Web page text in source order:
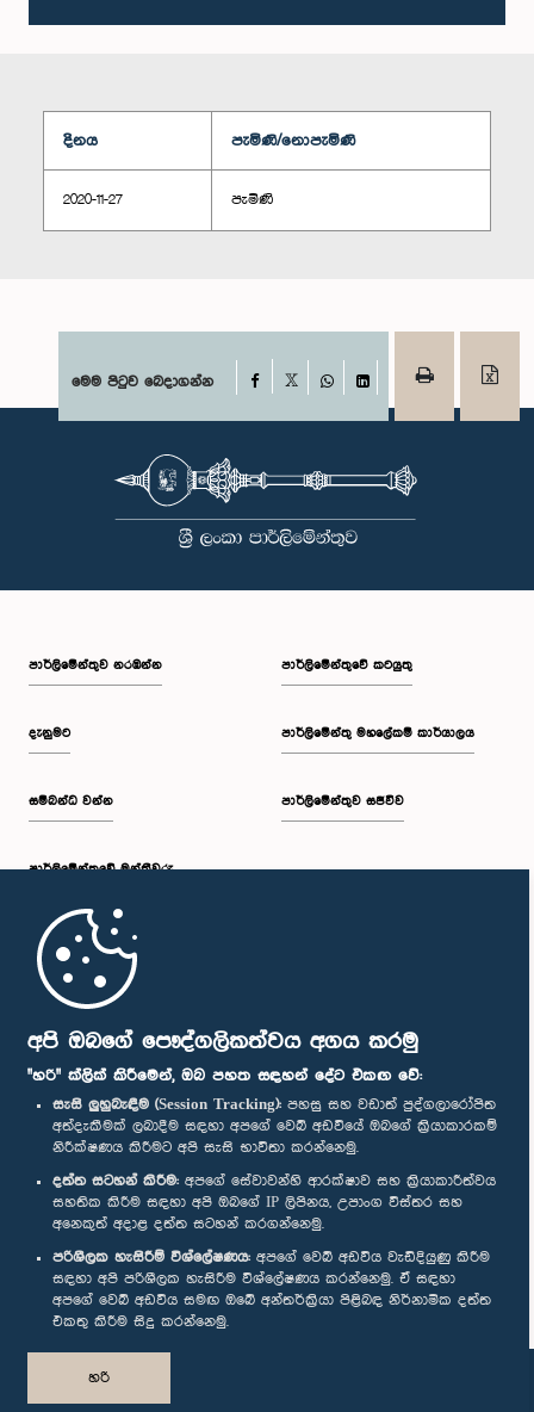
අපි ඔබගේ පෞද්ගලිකත්වය අගය කරමු
"හරි" ක්ලික් කිරීමෙන්, ඔබ පහත සඳහන් දේට එකඟ වේ:
සැසි ලුහුබැඳීම (Session Tracking): පහසු සහ වඩාත් පුද්ගලාරෝපිත
අත්දැකීමක් ලබාදීම සඳහා අපගේ වෙබ් අඩවියේ ඔබගේ ක්‍රියාකාරකම්
නිරීක්ෂණය කිරීමට අපි සැසි භාවිතා කරන්නෙමු.
දත්ත සටහන් කිරීම: අපගේ සේවාවන්හි ආරක්ෂාව සහ ක්‍රියාකාරීත්වය
සහතික කිරීම සඳහා අපි ඔබගේ IP ලිපිනය, උපාංග විස්තර සහ
අනෙකුත් අදාළ දත්ත සටහන් කරගන්නෙමු.
පරිශීලක හැසිරීම් විශ්ලේෂණය: අපගේ වෙබ් අඩවිය වැඩිදියුණු කිරීම
සඳහා අපි පරිශීලක හැසිරීම විශ්ලේෂණය කරන්නෙමු. ඒ සඳහා
අපගේ වෙබ් අඩවිය සමඟ ඔබේ අන්තර්ක්‍රියා පිළිබඳ නිර්නාමික දත්ත
එකතු කිරීම සිදු කරන්නෙමු.
හරි
දිනය පැමිණි/නොපැමිණි
2020-11-27 පැමිණි
මෙම පිටුව බෙදාගන්න Facebook
WhatsAppLinkedIn
පාර්ලි‌මේන්තුව නරඹන්න
දැනුමට
සම්බන්ධ වන්න
පාර්ලි‌මේන්තුවේ මන්ත්‍රීවරු
මුල් පිටුව
පාර්ලිමේන්තුවේ කටයුතු
පාර්ලිමේන්තු මහලේකම් කාර්යාලය
පාර්ලිමේන්තුව සජීවීව
පාර්ලිමේන්තු ජංගම යෙදුම
අප හා සම්බන්ධ වී සිටින්න :
සම්මාන
පෞද්ගලිකත්ව ප්‍රතිපත්තිය